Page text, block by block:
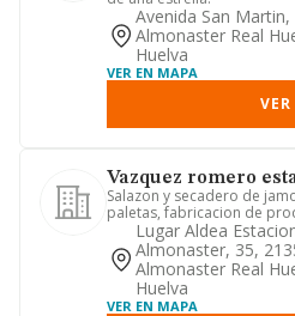
Avenida San Martin,
Almonaster Real
Huelva
VER EN MAPA
Vazquez romero
Salazon y secadero de
paletas, fabricacion de
carnicos de todas clases.
Lugar Aldea
Almonaster, 35,
Almonaster Real
Huelva
VER EN MAPA